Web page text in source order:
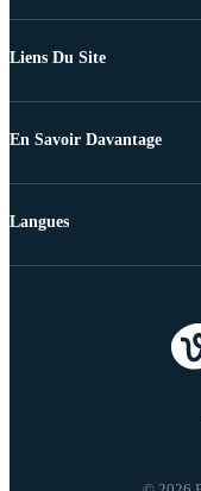
Liens Du Site
En Savoir Davantage
Langues